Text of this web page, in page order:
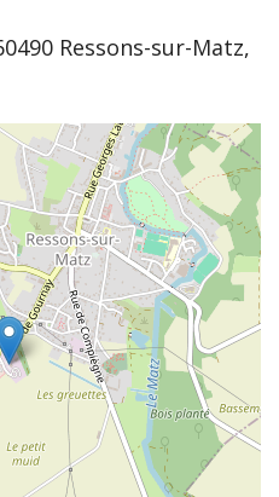
Ressons-sur-Matz,